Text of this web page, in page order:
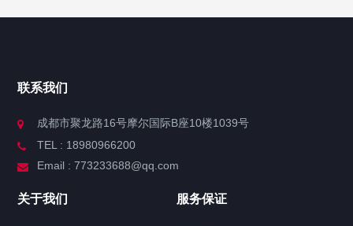
联系我们
成都市聚龙路16号摩尔国际B座10楼1039号
TEL : 18980966200
Email : 773233688@qq.com
关于我们 服务保证